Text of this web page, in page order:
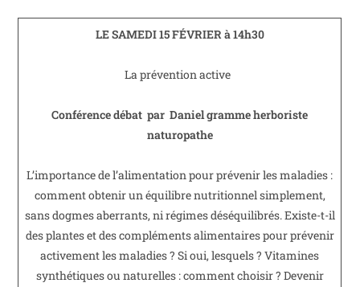
LE SAMEDI 15 FÉVRIER à 14h30
La prévention active
Conférence débat par Daniel gramme herboriste
naturopathe
L’importance de l’alimentation pour prévenir les maladies :
comment obtenir un équilibre nutritionnel simplement,
sans dogmes aberrants, ni régimes déséquilibrés. Existe-t-il
des plantes et des compléments alimentaires pour prévenir
activement les maladies ? Si oui, lesquels ? Vitamines
synthétiques ou naturelles : comment choisir ? Devenir